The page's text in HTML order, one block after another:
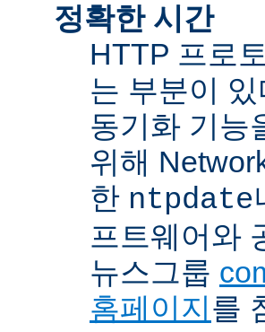
정확한 시간
HTTP 프로
는 부분이
동기화 기능
위해
한 ntpdate
프트웨어와
뉴스그룹
홈페이지를